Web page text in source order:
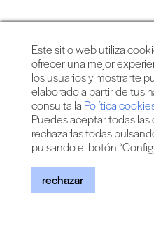
Este sitio web utiliza
ofrecer una mejor
los usuarios y mostrarte
elaborado a partir de tus
consulta la Política
Puedes aceptar todas
rechazarlas todas
pulsando el botón
rechazar